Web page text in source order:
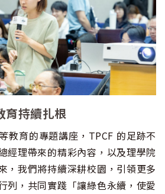
持續扎根
教育的專題講座，TPCF 的足跡不
經理帶來的精彩內容，以及理學院
，我們將持續深耕校園，引領更多
列，共同實踐「讓綠色永續，使愛